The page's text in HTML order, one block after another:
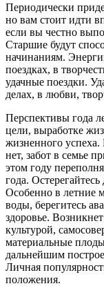
Периодически
но вам стоит идти
если вы честно
Старшие будут
начинаниям.
поездках, в
удачные поездки.
делах, в любви,
Перспективы года
цели, выработке
жизненного успеха.
нет, забот в семье
этом году
года.
Особенно в летние
воды, берегитесь
здоровье.
культурой,
материальные
дальнейшим
Личная
положения.